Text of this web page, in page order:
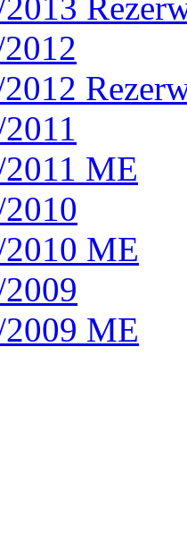
ME
2010 ME
2009 ME